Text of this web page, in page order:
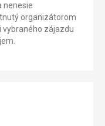
nenesie
organizátorom
vybraného zájazdu